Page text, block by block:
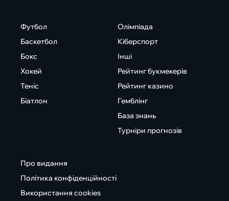
Футбол
Баскетбол
Бокс
Хокей
Теніс
Біатлон
Олімпіада
Кіберспорт
Інші
Рейтинг букмекерів
Рейтинг казино
Гемблінг
База знань
Турніри прогнозів
Про видання
Політика конфіденційності
Використання cookies